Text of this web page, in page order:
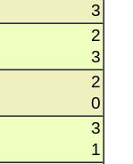
3
2
3
2
0
3
1